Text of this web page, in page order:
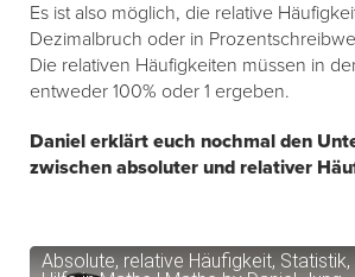
Es ist also möglich, die relative
Dezimalbruch oder in
Die relativen Häufigkeiten müssen in
entweder 100% oder 1 ergeben.
Daniel erklärt euch nochmal den
zwischen absoluter und relativer
Absolute, relative Häufigkeit, Statistik,